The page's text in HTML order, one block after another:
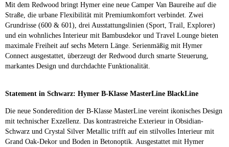
Mit dem Redwood bringt Hymer eine neue Camper Van Baureihe auf die
Straße, die urbane Flexibilität mit Premiumkomfort verbindet. Zwei
Grundrisse (600 & 601), drei Ausstattungslinien (Sport, Trail, Explorer)
und ein wohnliches Interieur mit Bambusdekor und Travel Lounge bieten
maximale Freiheit auf sechs Metern Länge. Serienmäßig mit Hymer
Connect ausgestattet, überzeugt der Redwood durch smarte Steuerung,
markantes Design und durchdachte Funktionalität.
Statement in Schwarz: Hymer B-Klasse MasterLine BlackLine
Die neue Sonderedition der B-Klasse MasterLine vereint ikonisches Design
mit technischer Exzellenz. Das kontrastreiche Exterieur in Obsidian-
Schwarz und Crystal Silver Metallic trifft auf ein stilvolles Interieur mit
Grand Oak-Dekor und Boden in Betonoptik. Ausgestattet mit Hymer